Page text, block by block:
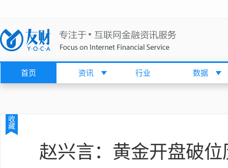
首页 资讯 行业 数据
收
藏
赵兴言：黄金开盘破